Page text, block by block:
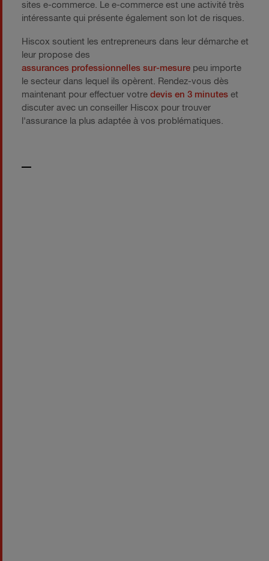
sites e-commerce. Le e-commerce est une activité très
intéressante qui présente également son lot de risques.
Hiscox soutient les entrepreneurs dans leur démarche et
leur propose des
assurances professionnelles sur-mesure peu importe
le secteur dans lequel ils opèrent. Rendez-vous dès
maintenant pour effectuer votre devis en 3 minutes et
discuter avec un conseiller Hiscox pour trouver
l'assurance la plus adaptée à vos problématiques.